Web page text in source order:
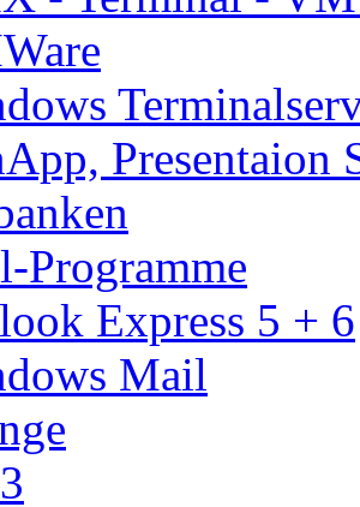
Presentaion
Programme
Express 5 + 6
Mail